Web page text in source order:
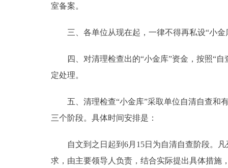
多语种
ENGLISH
ESPAÑOL
室备案。
三、各单位从现在起，一律不得再私设“小金
四、对清理检查出的“小金库”资金，按照“自
定处理。
五、清理检查“小金库”采取单位自清自查和有
三个阶段。具体时间安排是：
自文到之日起到6月15日为自清自查阶段。凡
求，由主要领导人负责，结合实际提出具体措施